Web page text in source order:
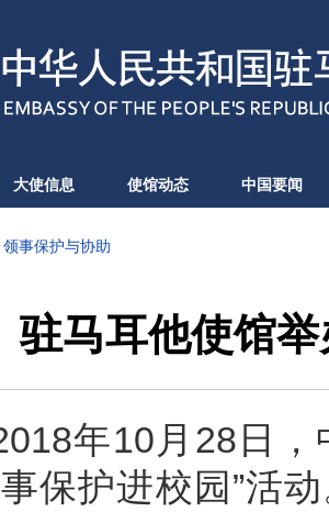
大使信息 使馆动态 中国要闻
领事保护与协助
驻马耳他使馆
年10月28日，
事保护进校园”活